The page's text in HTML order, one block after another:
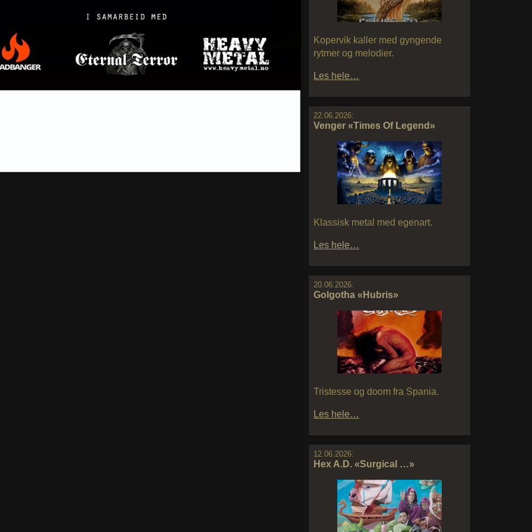
Kopervik kaller med gyngende
rytmer og melodier.
Les hele…
22.06.2026:
Venger «Times Of Legend»
Klassisk metal med egenart.
Les hele…
20.06.2026:
Golgotha «Hubris»
Tristesse og doom fra Spania.
Les hele…
12.06.2026:
Hex A.D. «Surgical …»